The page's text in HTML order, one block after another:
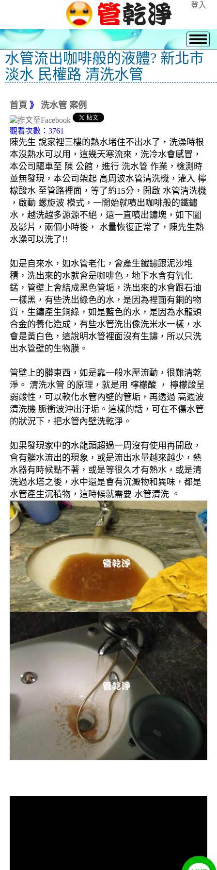
登入
水管流出咖啡般的液體? 新北市
淡水 民權路 清洗水管
首頁 》 洗水管 案例
觀看次數：3761
陳先生 說家裡三樓的熱水堵住不出水了，洗澡時根
本沒熱水可以用，這幾天寒流來，洗冷水會感冒，
本公司驅車至 陳 公館，進行 洗水管 作業，檢測時
並無發現，本公司架起 高周波水管清洗機，灌入 檸
檬酸水 至管路裡面，等了約15分，開啟 水管清洗機
，啟動 螺旋波 模式，一開始就噴出咖啡般的鐵鏽
水，越洗越多源源不絕，還一直噴出鏽塊，如下圖
及影片，兩個小時後， 水量恢復正常了，陳先生熱
水澡可以洗了!!
如是自來水，如水管老化，會產生鐵鏽跟泥沙堆
積，洗出來的水就會是咖啡色，地下水含有氧化
錳，管壁上會結成黑色管垢，洗出來的水會跟石油
一樣黑，有些洗出綠色的水，是因為裡面有銅的物
質，生鏽產生銅綠，如是藍色的水，是因為水龍頭
合金的養化造成，有些水管洗出像洗米水一樣，水
會是黃白色，這說明水管裡面沒有生鏽，所以只洗
出水管壁的生物膜。
管壁上的髒東西，如是靠一般水壓流動，很難清乾
淨。 清洗水管 的原理，就是用 檸檬酸 ， 檸檬酸呈
弱酸性，可以軟化水管內壁的管垢，再透過 高週波
清洗機 脈衝波沖出汙垢。這樣的話，可在不傷水管
的狀況下，把水管內壁洗乾淨。
如果發現家中的水龍頭超過一周沒有使用再開啟，
會有髒水流出的現象，或是流出水量越來越少，熱
水器有時候點不著，或是等很久才有熱水，或是清
洗過水塔之後，水中還是會有沉澱物和異味，都是
水管產生沉積物，這時候就需要 水管清洗 。